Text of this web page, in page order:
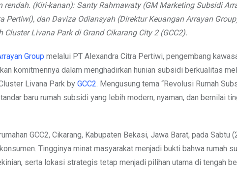
(Kiri-kanan): Santy Rahmawaty (GM Marketing Subsidi
Pertiwi), dan Daviza Odiansyah (Direktur Keuangan Arrayan
Cluster Livana Park di Grand Cikarang City 2 (GCC2).
Group melalui PT Alexandra Citra Pertiwi, pengembang
komitmennya dalam menghadirkan hunian subsidi berkualitas
Livana Park by GCC2. Mengusung tema “Revolusi Rumah
baru rumah subsidi yang lebih modern, nyaman, dan bernilai
GCC2, Cikarang, Kabupaten Bekasi, Jawa Barat, pada Sabtu
Tingginya minat masyarakat menjadi bukti bahwa rumah
serta lokasi strategis tetap menjadi pilihan utama di tengah